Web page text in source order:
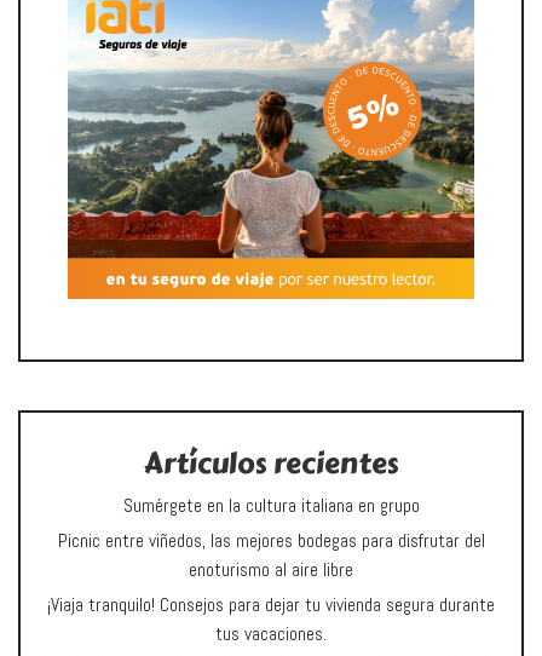
Artículos recientes
Sumérgete en la cultura italiana en grupo
Picnic entre viñedos, las mejores bodegas para disfrutar del
enoturismo al aire libre
¡Viaja tranquilo! Consejos para dejar tu vivienda segura durante
tus vacaciones.